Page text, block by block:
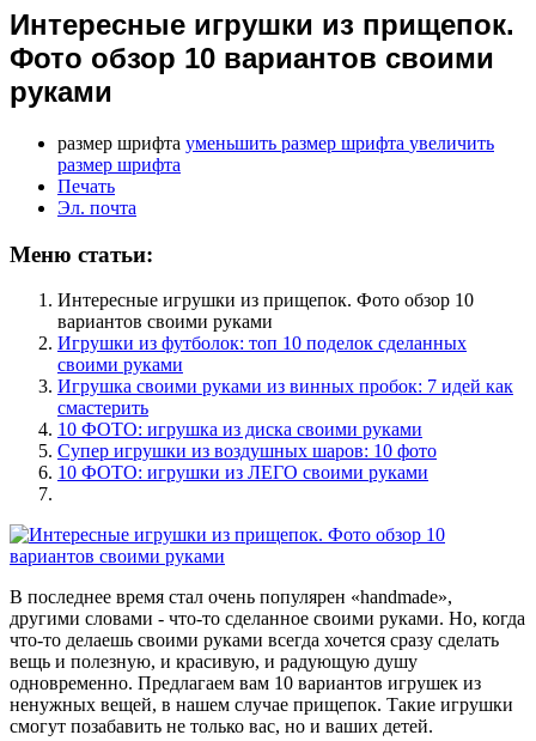
Интересные игрушки из прищепок.
Фото обзор 10 вариантов своими
руками
размер шрифта уменьшить размер шрифта увеличить
размер шрифта
Печать
Эл. почта
Меню статьи:
Интересные игрушки из прищепок. Фото обзор 10
вариантов своими руками
Игрушки из футболок: топ 10 поделок сделанных
своими руками
Игрушка своими руками из винных пробок: 7 идей как
смастерить
10 ФОТО: игрушка из диска своими руками
Супер игрушки из воздушных шаров: 10 фото
10 ФОТО: игрушки из ЛЕГО своими руками
В последнее время стал очень популярен «handmade»,
другими словами - что-то сделанное своими руками. Но, когда
что-то делаешь своими руками всегда хочется сразу сделать
вещь и полезную, и красивую, и радующую душу
одновременно. Предлагаем вам 10 вариантов игрушек из
ненужных вещей, в нашем случае прищепок. Такие игрушки
смогут позабавить не только вас, но и ваших детей.